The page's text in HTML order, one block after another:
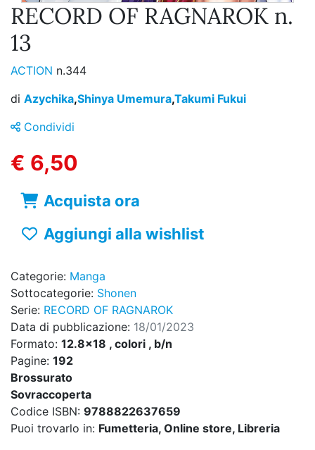
RECORD OF RAGNAROK n.
13
ACTION n.344
di Azychika,Shinya Umemura,Takumi Fukui
Condividi
€ 6,50
Acquista ora
Aggiungi alla wishlist
Categorie: Manga
Sottocategorie: Shonen
Serie: RECORD OF RAGNAROK
Data di pubblicazione: 18/01/2023
Formato: 12.8x18 , colori , b/n
Pagine: 192
Brossurato
Sovraccoperta
Codice ISBN: 9788822637659
Puoi trovarlo in: Fumetteria, Online store, Libreria